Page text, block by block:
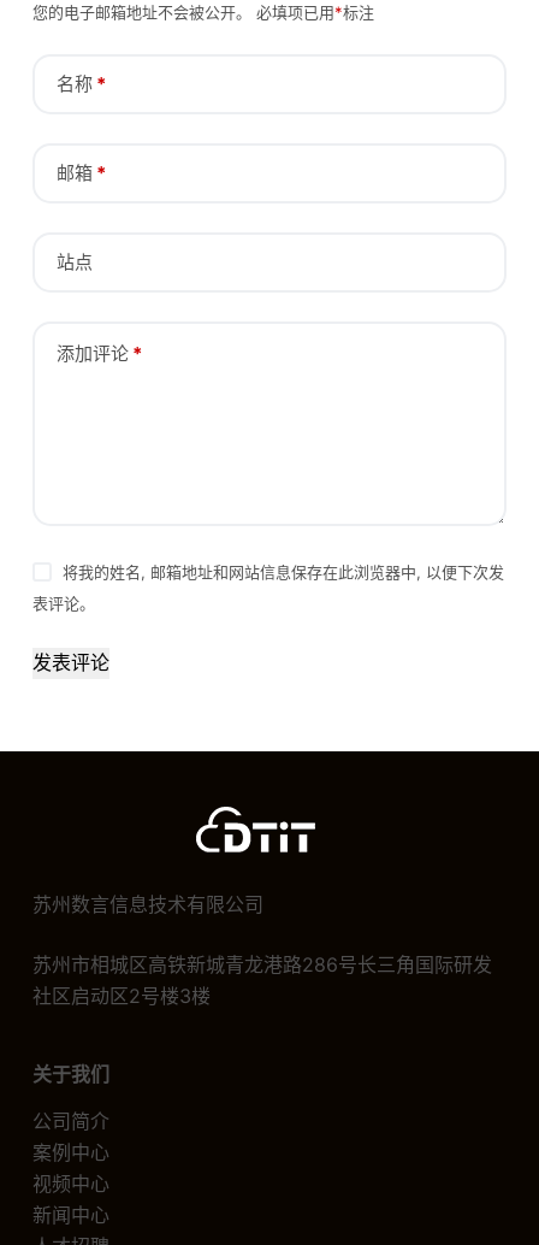
您的电子邮箱地址不会被公开。 必填项已用*标注
名称*
邮箱*
站点
添加评论*
将我的姓名, 邮箱地址和网站信息保存在此浏览器中, 以便下次发
表评论。
发表评论
苏州数言信息技术有限公司
苏州市相城区高铁新城青龙港路286号长三角国际研发
社区启动区2号楼3楼
关于我们
公司简介
案例中心
视频中心
新闻中心